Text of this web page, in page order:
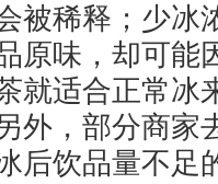
被稀释；少冰
原味，却可能
就适合正常冰
外，部分商家
后饮品量不足